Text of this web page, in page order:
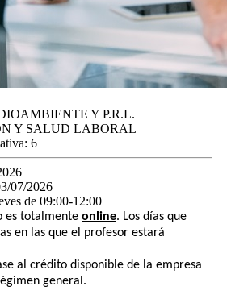
Y P.R.L.
Y SALUD LABORAL
6
07/2026
de 09:00-12:00
es totalmente​ online. Los días que
en las que el profesor estará
al crédito disponible de la empresa
general.